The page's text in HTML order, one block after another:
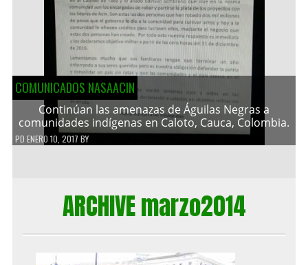
COMUNICADOS NASAACIN
Continúan las amenazas de Águilas Negras a
comunidades indígenas en Caloto, Cauca, Colombia.
PD ENERO 10, 2017 BY
ARCHIVE marzo2014